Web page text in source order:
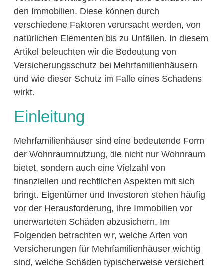
den Immobilien. Diese können durch
verschiedene Faktoren verursacht werden, von
natürlichen Elementen bis zu Unfällen. In diesem
Artikel beleuchten wir die Bedeutung von
Versicherungsschutz bei Mehrfamilienhäusern
und wie dieser Schutz im Falle eines Schadens
wirkt.
Einleitung
Mehrfamilienhäuser sind eine bedeutende Form
der Wohnraumnutzung, die nicht nur Wohnraum
bietet, sondern auch eine Vielzahl von
finanziellen und rechtlichen Aspekten mit sich
bringt. Eigentümer und Investoren stehen häufig
vor der Herausforderung, ihre Immobilien vor
unerwarteten Schäden abzusichern. Im
Folgenden betrachten wir, welche Arten von
Versicherungen für Mehrfamilienhäuser wichtig
sind, welche Schäden typischerweise versichert